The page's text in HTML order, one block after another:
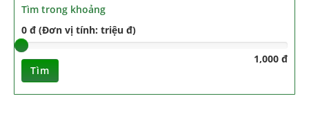
Tìm trong khoảng
0 đ (Đơn vị tính: triệu đ)
1,000 đ
Tìm